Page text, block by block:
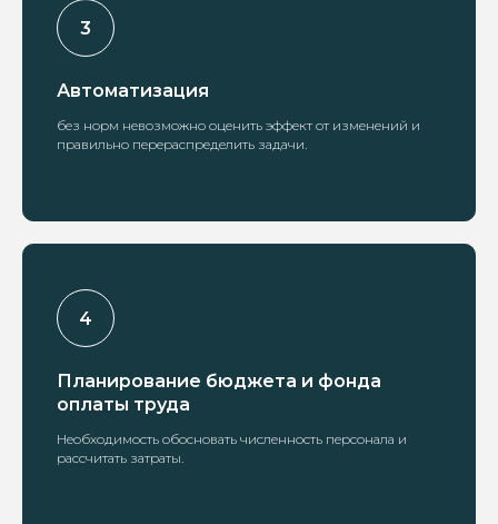
Автоматизация
без норм невозможно оценить эффект от изменений и
правильно перераспределить задачи.
Планирование бюджета и фонда
оплаты труда
Необходимость обосновать численность персонала и
рассчитать затраты.